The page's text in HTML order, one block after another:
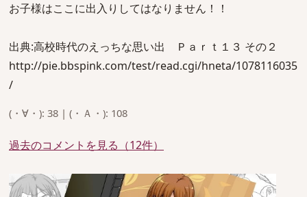
お子様はここに出入りしてはなりません！！
出典:高校時代のえっちな思い出 Ｐａｒｔ１３ その２
http://pie.bbspink.com/test/read.cgi/hneta/1078116035
/
(・∀・): 38 | (・Ａ・): 108
過去のコメントを見る（12件）